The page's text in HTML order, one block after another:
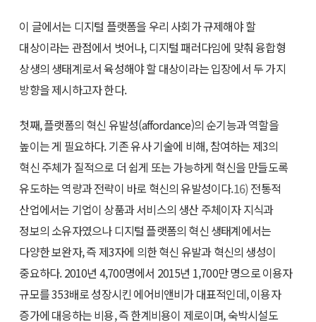
이 글에서는 디지털 플랫폼을 우리 사회가 규제해야 할
대상이라는 관점에서 벗어나, 디지털 패러다임에 맞춰 융합형
상생의 생태계로서 육성해야 할 대상이라는 입장에서 두 가지
방향을 제시하고자 한다.
첫째, 플랫폼의 혁신 유발성(affordance)의 순기능과 역할을
높이는 게 필요하다. 기존 유사 기술에 비해, 참여하는 제3의
혁신 주체가 질적으로 더 쉽게 또는 가능하게 혁신을 만들도록
유도하는 역량과 전략이 바로 혁신의 유발성이다.16)전통적
산업에서는 기업이 상품과 서비스의 생산 주체이자 지식과
정보의 소유자였으나 디지털 플랫폼의 혁신 생태계에서는
다양한 보완자, 즉 제3자에 의한 혁신 유발과 혁신의 생성이
중요하다. 2010년 4,700명에서 2015년 1,700만 명으로 이용자
규모를 353배로 성장시킨 에어비앤비가 대표적인데, 이용자
증가에 대응하는 비용, 즉 한계비용이 제로이며, 숙박시설도